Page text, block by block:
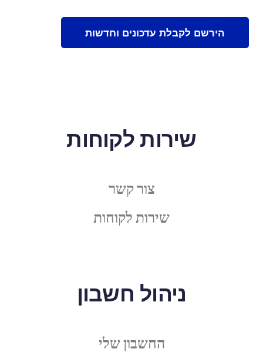
שירות לקוחות
צור קשר
שירות לקוחות
ניהול חשבון
החשבון שלי